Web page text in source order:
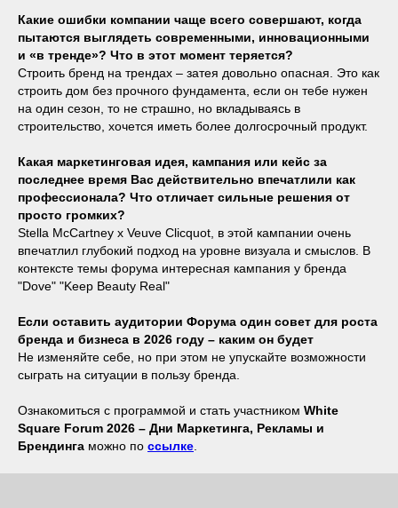
Какие ошибки компании чаще всего совершают, когда
пытаются выглядеть современными, инновационными
и «в тренде»? Что в этот момент теряется?
Строить бренд на трендах – затея довольно опасная. Это как
строить дом без прочного фундамента, если он тебе нужен
на один сезон, то не страшно, но вкладываясь в
строительство, хочется иметь более долгосрочный продукт.
Какая маркетинговая идея, кампания или кейс за
последнее время Вас действительно впечатлили как
профессионала? Что отличает сильные решения от
просто громких?
Stella McCartney x Veuve Clicquot, в этой кампании очень
впечатлил глубокий подход на уровне визуала и смыслов. В
контексте темы форума интересная кампания у бренда
"Dove" "Keep Beauty Real"
Если оставить аудитории Форума один совет для роста
бренда и бизнеса в 2026 году – каким он будет
Не изменяйте себе, но при этом не упускайте возможности
сыграть на ситуации в пользу бренда.
Ознакомиться с программой и стать участником White
Square Forum 2026 – Дни Маркетинга, Рекламы и
Брендинга можно по ссылке